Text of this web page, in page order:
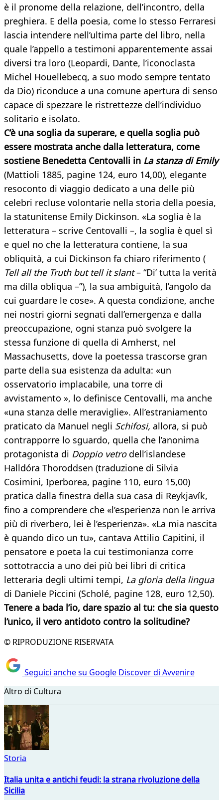
è il pronome della relazione, dell’incontro, della
preghiera. E della poesia, come lo stesso Ferraresi
lascia intendere nell’ultima parte del libro, nella
quale l’appello a testimoni apparentemente assai
diversi tra loro (Leopardi, Dante, l’iconoclasta
Michel Houellebecq, a suo modo sempre tentato
da Dio) riconduce a una comune apertura di senso
capace di spezzare le ristrettezze dell’individuo
solitario e isolato.
C’è una soglia da superare, e quella soglia può
essere mostrata anche dalla letteratura, come
sostiene Benedetta Centovalli in La stanza di Emily
(Mattioli 1885, pagine 124, euro 14,00), elegante
resoconto di viaggio dedicato a una delle più
celebri recluse volontarie nella storia della poesia,
la statunitense Emily Dickinson. «La soglia è la
letteratura – scrive Centovalli –, la soglia è quel sì
e quel no che la letteratura contiene, la sua
obliquità, a cui Dickinson fa chiaro riferimento (
Tell all the Truth but tell it slant– “Di’ tutta la verità
ma dilla obliqua –”), la sua ambiguità, l’angolo da
cui guardare le cose». A questa condizione, anche
nei nostri giorni segnati dall’emergenza e dalla
preoccupazione, ogni stanza può svolgere la
stessa funzione di quella di Amherst, nel
Massachusetts, dove la poetessa trascorse gran
parte della sua esistenza da adulta: «un
osservatorio implacabile, una torre di
avvistamento », lo definisce Centovalli, ma anche
«una stanza delle meraviglie». All’estraniamento
praticato da Manuel negli Schifosi, allora, si può
contrapporre lo sguardo, quella che l’anonima
protagonista di Doppio vetrodell’islandese
Halldóra Thoroddsen (traduzione di Silvia
Cosimini, Iperborea, pagine 110, euro 15,00)
pratica dalla finestra della sua casa di Reykjavík,
fino a comprendere che «l’esperienza non le arriva
più di riverbero, lei è l’esperienza». «La mia nascita
è quando dico un tu», cantava Attilio Capitini, il
pensatore e poeta la cui testimonianza corre
sottotraccia a uno dei più bei libri di critica
letteraria degli ultimi tempi, La gloria della lingua
di Daniele Piccini (Scholé, pagine 128, euro 12,50).
Tenere a bada l’io, dare spazio al tu: che sia questo
l’unico, il vero antidoto contro la solitudine?
© RIPRODUZIONE RISERVATA
Seguici anche su Google Discover di Avvenire
Altro di Cultura
Storia
Italia unita e antichi feudi: la strana rivoluzione della
Sicilia